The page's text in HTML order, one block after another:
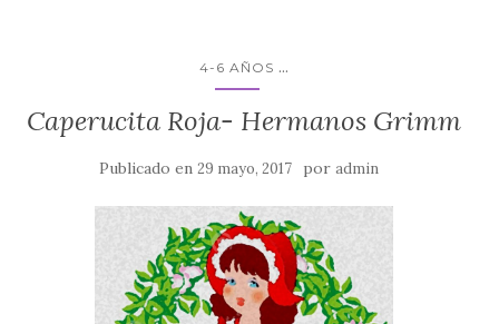
4-6 AÑOS ...
Caperucita Roja- Hermanos Grimm
Publicado en 29 mayo, 2017 por admin